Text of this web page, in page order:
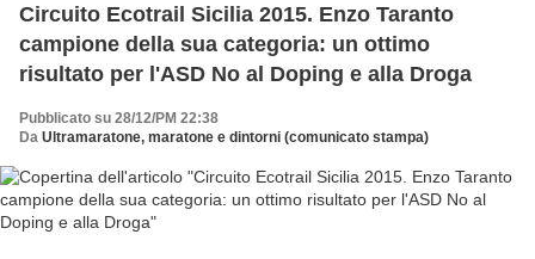
Circuito Ecotrail Sicilia 2015. Enzo Taranto
campione della sua categoria: un ottimo
risultato per l'ASD No al Doping e alla Droga
Pubblicato su 28/12/PM 22:38
Da Ultramaratone, maratone e dintorni (comunicato stampa)